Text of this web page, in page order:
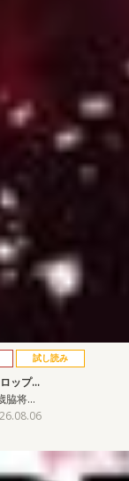
試し読み
ップ…
脇将…